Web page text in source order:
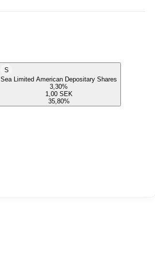
S
Sea Limited American Depositary Shares
3,30%
1,00 SEK
35,80%